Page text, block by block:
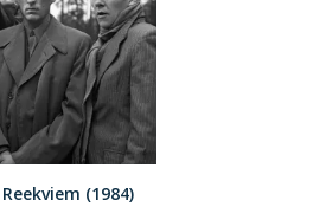
Reekviem (1984)